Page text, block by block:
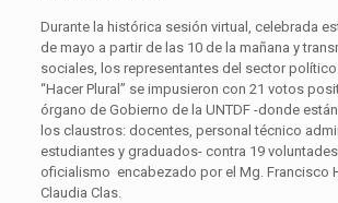
Durante la histórica sesión virtual, celebrada
de mayo a partir de las 10 de la mañana y
sociales, los representantes del sector
“Hacer Plural” se impusieron con 21 votos
órgano de Gobierno de la UNTDF -donde
los claustros: docentes, personal técnico
estudiantes y graduados- contra 19
oficialismo encabezado por el Mg. Francisco
Claudia Clas.